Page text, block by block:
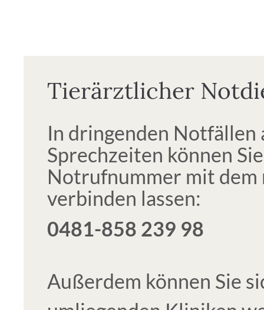
Tierärztlicher
In dringenden
Sprechzeiten können
Notrufnummer mit dem
verbinden lassen:
0481-858 239 98
Außerdem können Sie